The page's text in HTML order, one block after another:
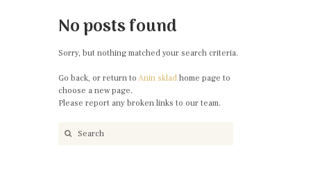
No posts found
Sorry, but nothing matched your search criteria.
Go back, or return to Anin sklad home page to
choose a new page.
Please report any broken links to our team.